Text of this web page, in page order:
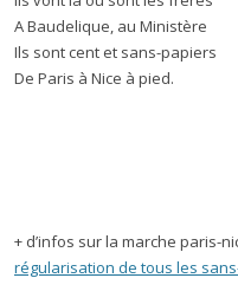
A Baudelique, au Ministère
Ils sont cent et sans-papiers
De Paris à Nice à pied.
+ d’infos sur la marche paris-
régularisation de tous les